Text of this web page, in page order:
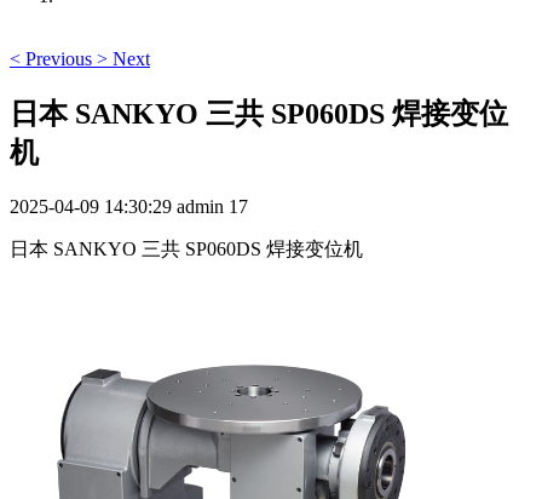
< Previous > Next
日本 SANKYO 三共 SP060DS 焊接变位
机
2025-04-09 14:30:29 admin 17
日本 SANKYO 三共 SP060DS 焊接变位机